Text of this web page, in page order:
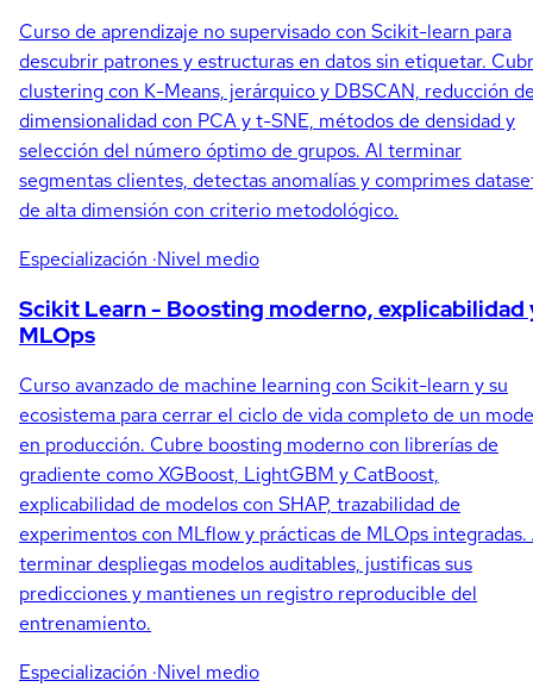
Curso de aprendizaje no supervisado con Scikit-learn para
descubrir patrones y estructuras en datos sin etiquetar.
clustering con K-Means, jerárquico y DBSCAN, reducción
dimensionalidad con PCA y t-SNE, métodos de densidad y
selección del número óptimo de grupos. Al terminar
segmentas clientes, detectas anomalías y comprimes
de alta dimensión con criterio metodológico.
Especialización ·Nivel medio
Scikit Learn - Boosting moderno, explicabilidad
MLOps
Curso avanzado de machine learning con Scikit-learn y su
ecosistema para cerrar el ciclo de vida completo de un
en producción. Cubre boosting moderno con librerías de
gradiente como XGBoost, LightGBM y CatBoost,
explicabilidad de modelos con SHAP, trazabilidad de
experimentos con MLflow y prácticas de MLOps integradas.
terminar despliegas modelos auditables, justificas sus
predicciones y mantienes un registro reproducible del
entrenamiento.
Especialización ·Nivel medio